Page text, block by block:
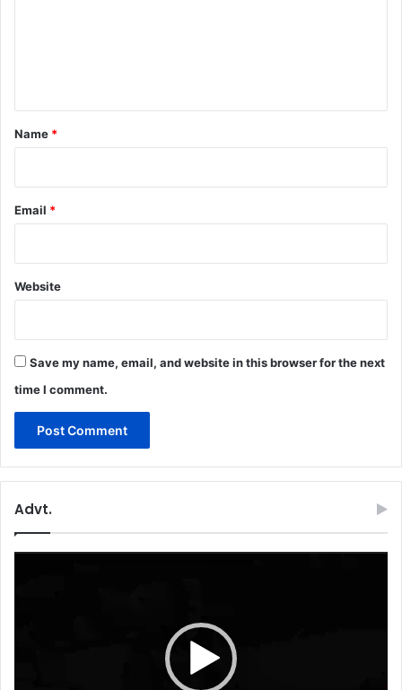
*
Name *
Email *
Website
Save my name, email, and website in this browser for the next
time I comment.
Advt.